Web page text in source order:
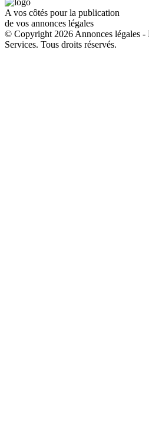
A vos côtés pour la publication
de vos annonces légales
© Copyright 2026 Annonces légales -
Services. Tous droits réservés.